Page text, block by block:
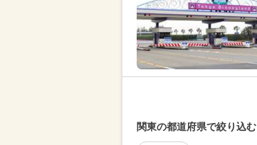
関東の都道府県で絞り込む